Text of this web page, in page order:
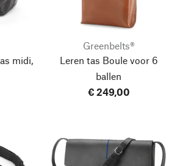
midi,
Greenbelts®
Leren tas Boule voor 6
ballen
€ 249,00